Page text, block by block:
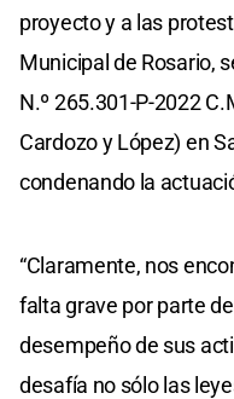
proyecto y a las
Municipal de Rosario,
N.º 265.301-P-2022
Cardozo y López) en
condenando la
“Claramente, nos
falta grave por parte
desempeño de sus
desafía no sólo las